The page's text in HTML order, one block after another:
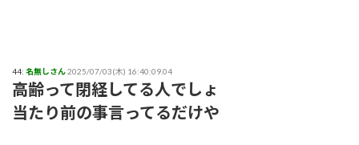
44: 名無しさん2025/07/03(木) 16:40:09.04
高齢って閉経してる人でしょ
当たり前の事言ってるだけや